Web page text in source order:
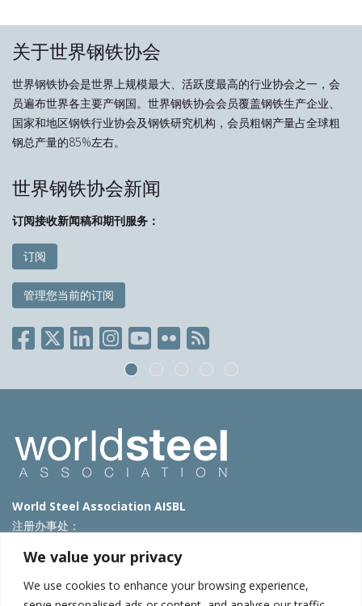
We value your privacy
We use cookies to enhance your browsing experience,
关于世界钢铁协会
世界钢铁协会是世界上规模最大、活跃度最高的行业协会之一，会
员遍布世界各主要产钢国。世界钢铁协会会员覆盖钢铁生产企业、
国家和地区钢铁行业协会及钢铁研究机构，会员粗钢产量占全球粗
钢总产量的85%左右。
世界钢铁协会新闻
订阅接收新闻稿和期刊服务：
订阅
管理您当前的订阅
World Steel Association AISBL
注册办事处：
T: +32 2 702 89 00 – E:steel@worldsteel.org